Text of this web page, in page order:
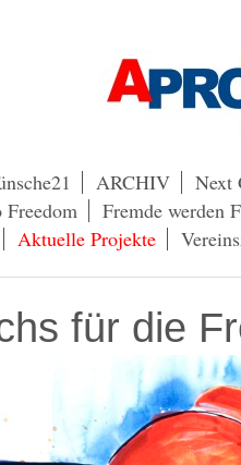
ARCHIV Next
Fremde werden
Aktuelle Projekte
für die